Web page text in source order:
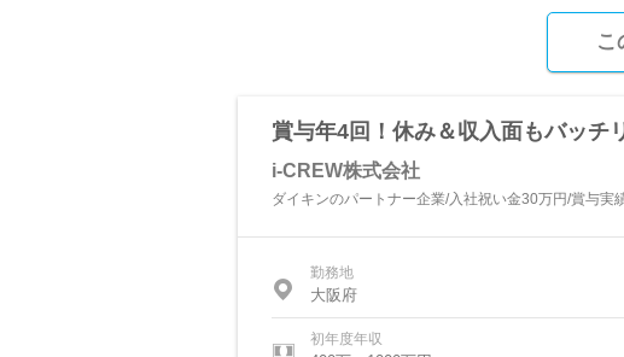
こ
賞与年4回！休み＆収入面もバッ
i-CREW株式会社
ダイキンのパートナー企業/入社祝い金30万円/賞与実
勤務地
大阪府
初年度年収